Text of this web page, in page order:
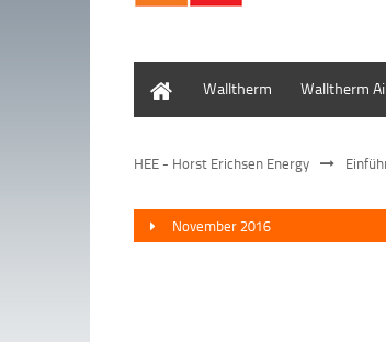
Walltherm Walltherm
HEE - Horst Erichsen Energy
November 2016